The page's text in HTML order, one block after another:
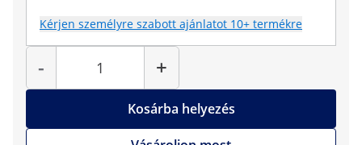
Kérjen személyre szabott ajánlatot 10+ termékre
-
Mennyiség
+
Kosárba helyezés